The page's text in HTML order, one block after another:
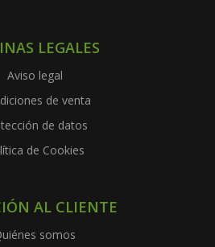
LEGALES
Aviso legal
de venta
de datos
de Cookies
AL CLIENTE
somos